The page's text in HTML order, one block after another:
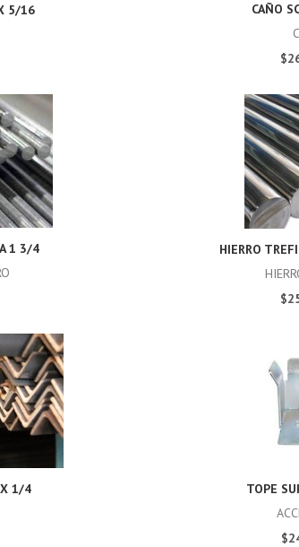
5/16
CAÑO
1 3/4
HIERRO
X 1/4
TOPE